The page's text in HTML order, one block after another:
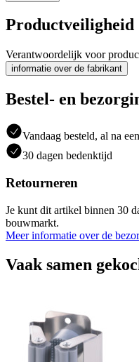
Productveiligheid
Verantwoordelijk voor
informatie over de fabrikant
Bestel- en
Vandaag besteld, al na
30 dagen bedenktijd
Retourneren
Je kunt dit artikel binnen 30
bouwmarkt.
Meer informatie over de
Vaak samen